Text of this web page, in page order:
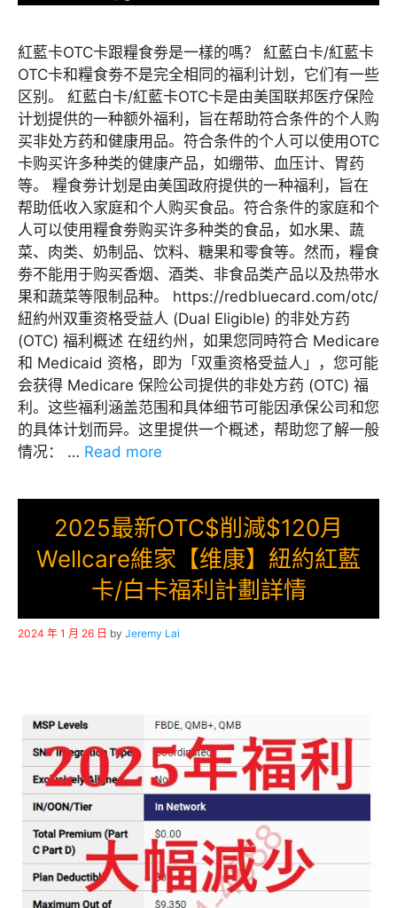
紅藍卡OTC卡跟糧食劵是一樣的嗎？ 紅藍白卡/紅藍卡
OTC卡和糧食劵不是完全相同的福利计划，它们有一些
区别。 紅藍白卡/紅藍卡OTC卡是由美国联邦医疗保险
计划提供的一种额外福利，旨在帮助符合条件的个人购
买非处方药和健康用品。符合条件的个人可以使用OTC
卡购买许多种类的健康产品，如绷带、血压计、胃药
等。 糧食劵计划是由美国政府提供的一种福利，旨在
帮助低收入家庭和个人购买食品。符合条件的家庭和个
人可以使用糧食劵购买许多种类的食品，如水果、蔬
菜、肉类、奶制品、饮料、糖果和零食等。然而，糧食
劵不能用于购买香烟、酒类、非食品类产品以及热带水
果和蔬菜等限制品种。 https://redbluecard.com/otc/
紐約州双重资格受益人 (Dual Eligible) 的非处方药
(OTC) 福利概述 在纽约州，如果您同時符合 Medicare
和 Medicaid 资格，即为「双重资格受益人」，您可能
会获得 Medicare 保险公司提供的非处方药 (OTC) 福
利。这些福利涵盖范围和具体细节可能因承保公司和您
的具体计划而异。这里提供一个概述，帮助您了解一般
情况： … Read more
2025最新OTC$削減$120月
Wellcare維家【维康】紐約紅藍
卡/白卡福利計劃詳情
2024 年 1 月 26 日 by Jeremy Lai